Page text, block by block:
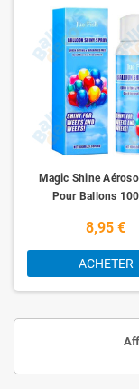
Magic Shine
Pour Ballons
8,95 €
ACHETER